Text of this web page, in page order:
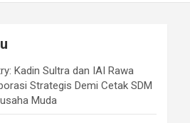
Kadin Sultra dan IAI Rawa
Strategis Demi Cetak SDM
Muda